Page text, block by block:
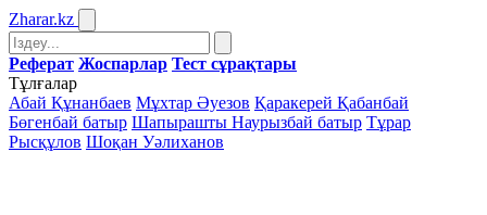
Zharar.kz
Реферат Жоспарлар Тест сұрақтары
Тұлғалар
Абай Құнанбаев Мұхтар Әуезов Қаракерей Қабанбай
Бөгенбай батыр Шапырашты Наурызбай батыр Тұрар
Рысқұлов Шоқан Уәлиханов